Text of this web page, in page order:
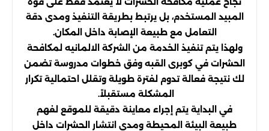
المبيد المستخدم، بل يرتبط بطريقة التنفيذ ومدى دقة
التعامل مع طبيعة الإصابة داخل المكان.
ولهذا يتم تنفيذ الخدمة من الشركة الالمانيه لمكافحة
الحشرات في كوبرى القبه وفق خطوات مدروسة تضمن
لك نتيجة فعالة تدوم لفترة طويلة وتقلل احتمالية تكرار
المشكلة مستقبلاً.
في البداية يتم إجراء معاينة دقيقة للموقع لفهم
طبيعة البيئة المحيطة ومدى انتشار الحشرات داخل